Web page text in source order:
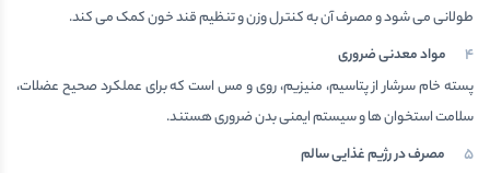
طولانی می شود و مصرف آن به کنترل وزن و تنظیم قند خون کمک می کند.
مواد معدنی ضروری
پسته خام سرشار از پتاسیم، منیزیم، روی و مس است که برای عملکرد صحیح عضلات،
سلامت استخوان ها و سیستم ایمنی بدن ضروری هستند.
مصرف در رژیم غذایی سالم